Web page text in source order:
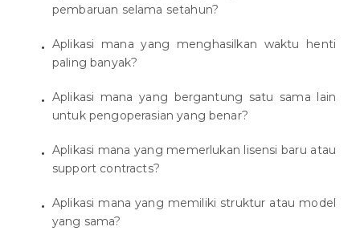
pembaruan selama setahun?
Aplikasi mana yang menghasilkan waktu henti
paling banyak?
Aplikasi mana yang bergantung satu sama lain
untuk pengoperasian yang benar?
Aplikasi mana yang memerlukan lisensi baru atau
support contracts?
Aplikasi mana yang memiliki struktur atau model
yang sama?